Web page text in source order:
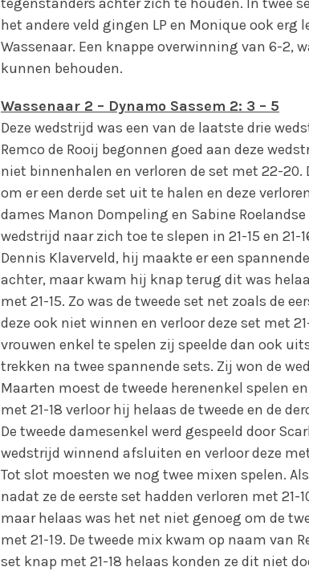
het andere veld gingen LP en Monique ook erg
Wassenaar. Een knappe overwinning van 6-2,
kunnen behouden.
Wassenaar 2 – Dynamo Sassem 2: 3 – 5
Deze wedstrijd was een van de laatste drie
Remco de Rooij begonnen goed aan deze
niet binnenhalen en verloren de set met 22-20.
om er een derde set uit te halen en deze
dames Manon Dompeling en Sabine
wedstrijd naar zich toe te slepen in 21-15 en 21-
Dennis Klaverveld, hij maakte er een
achter, maar kwam hij knap terug dit was
met 21-15. Zo was de tweede set net zoals de
deze ook niet winnen en verloor deze set met
vrouwen enkel te spelen zij speelde dan ook
trekken na twee spannende sets. Zij won de
Maarten moest de tweede herenenkel spelen
met 21-18 verloor hij helaas de tweede en de
De tweede damesenkel werd gespeeld door
wedstrijd winnend afsluiten en verloor deze met
Tot slot moesten we nog twee mixen spelen.
nadat ze de eerste set hadden verloren met 21-
maar helaas was het net niet genoeg om de
met 21-19. De tweede mix kwam op naam van
set knap met 21-18 helaas konden ze dit niet